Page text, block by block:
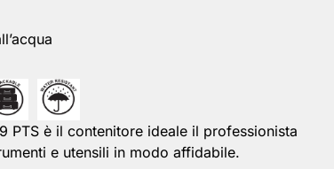
PTS è il contenitore ideale il professionista
e utensili in modo affidabile.